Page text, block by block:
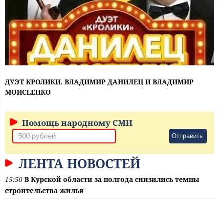
ДУЭТ КРОЛИКИ. ВЛАДИМИР ДАНИЛЕЦ И ВЛАДИМИР
МОИСЕЕНКО
Помощь народному СМИ
Отправить
ЛЕНТА НОВОСТЕЙ
15:50 В Курской области за полгода снизились темпы
строительства жилья